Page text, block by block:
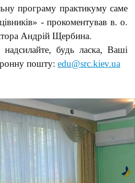
програму практикуму саме
- прокоментував в. о.
Андрій Щербина.
будь ласка, Ваші
пошту: edu@src.kiev.ua